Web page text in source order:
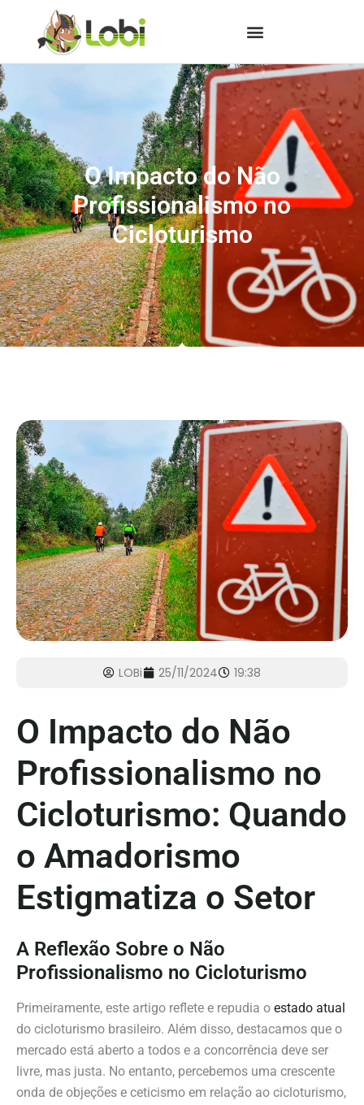
O Impacto do Não
Profissionalismo no
Cicloturismo
LOBi 25/11/2024 19:38
O Impacto do Não
Profissionalismo no
Cicloturismo: Quando
o Amadorismo
Estigmatiza o Setor
A Reflexão Sobre o Não
Profissionalismo no Cicloturismo
Primeiramente, este artigo reflete e repudia o estado atual
do cicloturismo brasileiro. Além disso, destacamos que o
mercado está aberto a todos e a concorrência deve ser
livre, mas justa. No entanto, percebemos uma crescente
onda de objeções e ceticismo em relação ao cicloturismo,